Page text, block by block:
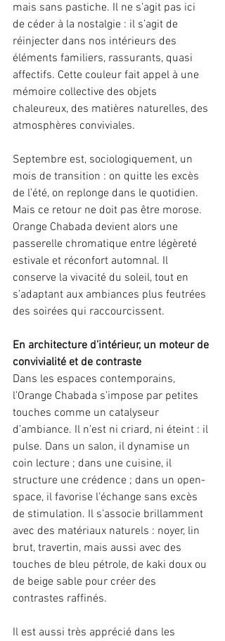
mais sans pastiche. Il ne s’agit pas ici
de céder à la nostalgie : il s’agit de
réinjecter dans nos intérieurs des
éléments familiers, rassurants, quasi
affectifs. Cette couleur fait appel à une
mémoire collective des objets
chaleureux, des matières naturelles, des
atmosphères conviviales.
Septembre est, sociologiquement, un
mois de transition : on quitte les excès
de l’été, on replonge dans le quotidien.
Mais ce retour ne doit pas être morose.
Orange Chabada devient alors une
passerelle chromatique entre légèreté
estivale et réconfort automnal. Il
conserve la vivacité du soleil, tout en
s’adaptant aux ambiances plus feutrées
des soirées qui raccourcissent.
En architecture d’intérieur, un moteur de
convivialité et de contraste
Dans les espaces contemporains,
l’Orange Chabada s’impose par petites
touches comme un catalyseur
d’ambiance. Il n’est ni criard, ni éteint : il
pulse. Dans un salon, il dynamise un
coin lecture ; dans une cuisine, il
structure une crédence ; dans un open-
space, il favorise l’échange sans excès
de stimulation. Il s’associe brillamment
avec des matériaux naturels : noyer, lin
brut, travertin, mais aussi avec des
touches de bleu pétrole, de kaki doux ou
de beige sable pour créer des
contrastes raffinés.
Il est aussi très apprécié dans les